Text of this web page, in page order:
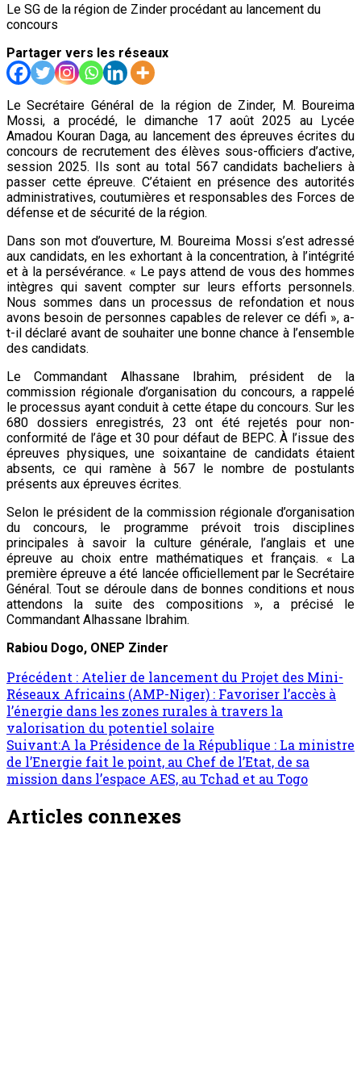
Le SG de la région de Zinder procédant au lancement du
concours
Partager vers les réseaux
Le Secrétaire Général de la région de Zinder, M. Boureima
Mossi, a procédé, le dimanche 17 août 2025 au Lycée
Amadou Kouran Daga, au lancement des épreuves écrites du
concours de recrutement des élèves sous-officiers d’active,
session 2025. Ils sont au total 567 candidats bacheliers à
passer cette épreuve. C’étaient en présence des autorités
administratives, coutumières et responsables des Forces de
défense et de sécurité de la région.
Dans son mot d’ouverture, M. Boureima Mossi s’est adressé
aux candidats, en les exhortant à la concentration, à l’intégrité
et à la persévérance. « Le pays attend de vous des hommes
intègres qui savent compter sur leurs efforts personnels.
Nous sommes dans un processus de refondation et nous
avons besoin de personnes capables de relever ce défi », a-
t-il déclaré avant de souhaiter une bonne chance à l’ensemble
des candidats.
Le Commandant Alhassane Ibrahim, président de la
commission régionale d’organisation du concours, a rappelé
le processus ayant conduit à cette étape du concours. Sur les
680 dossiers enregistrés, 23 ont été rejetés pour non-
conformité de l’âge et 30 pour défaut de BEPC. À l’issue des
épreuves physiques, une soixantaine de candidats étaient
absents, ce qui ramène à 567 le nombre de postulants
présents aux épreuves écrites.
Selon le président de la commission régionale d’organisation
du concours, le programme prévoit trois disciplines
principales à savoir la culture générale, l’anglais et une
épreuve au choix entre mathématiques et français. « La
première épreuve a été lancée officiellement par le Secrétaire
Général. Tout se déroule dans de bonnes conditions et nous
attendons la suite des compositions », a précisé le
Commandant Alhassane Ibrahim.
Rabiou Dogo, ONEP Zinder
Navigation
d’article
Précédent : Atelier de lancement du Projet des Mini-
Réseaux Africains (AMP-Niger) : Favoriser l’accès à
l’énergie dans les zones rurales à travers la
valorisation du potentiel solaire
Suivant:A la Présidence de la République : La ministre
de l’Energie fait le point, au Chef de l’Etat, de sa
mission dans l’espace AES, au Tchad et au Togo
Articles connexes